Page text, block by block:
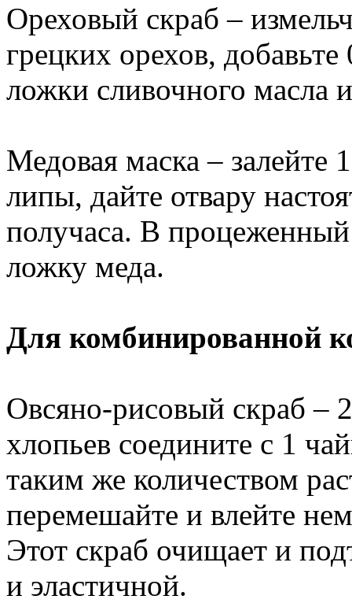
Ореховый скраб –
грецких орехов,
ложки сливочного масла
Медовая маска – залейте
липы, дайте отвару
получаса. В
ложку меда.
Для комбинированной
Овсяно-рисовый скраб –
хлопьев соедините с 1
таким же количеством
перемешайте и влейте
Этот скраб очищает и
и эластичной.